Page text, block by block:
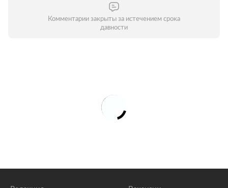
Комментарии закрыты за истечением срока
давности